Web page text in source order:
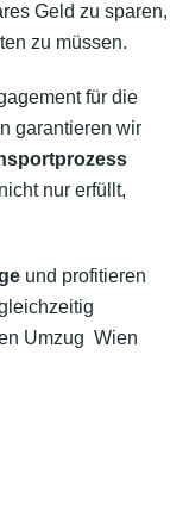
Geld zu sparen,
zu müssen.
für die
garantieren wir
nur erfüllt,
und profitieren
Umzug Wien